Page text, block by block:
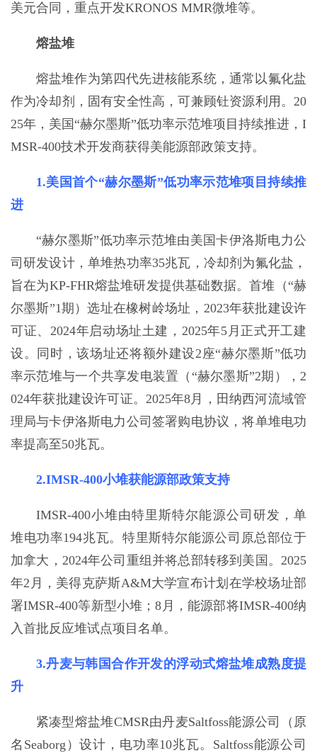
美元合同，重点开发KRONOS MMR微堆等。
熔盐堆
熔盐堆作为第四代先进核能系统，通常以氟化盐
作为冷却剂，固有安全性高，可兼顾钍资源利用。20
25年，美国“赫尔墨斯”低功率示范堆项目持续推进，I
MSR-400技术开发商获得美能源部政策支持。
1.美国首个“赫尔墨斯”低功率示范堆项目持续推
进
“赫尔墨斯”低功率示范堆由美国卡伊洛斯电力公
司研发设计，单堆热功率35兆瓦，冷却剂为氟化盐，
旨在为KP-FHR熔盐堆研发提供基础数据。首堆（“赫
尔墨斯”1期）选址在橡树岭场址，2023年获批建设许
可证、2024年启动场址土建，2025年5月正式开工建
设。同时，该场址还将额外建设2座“赫尔墨斯”低功
率示范堆与一个共享发电装置（“赫尔墨斯”2期），2
024年获批建设许可证。2025年8月，田纳西河流域管
理局与卡伊洛斯电力公司签署购电协议，将单堆电功
率提高至50兆瓦。
2.IMSR-400小堆获能源部政策支持
IMSR-400小堆由特里斯特尔能源公司研发，单
堆电功率194兆瓦。特里斯特尔能源公司原总部位于
加拿大，2024年公司重组并将总部转移到美国。2025
年2月，美得克萨斯A&M大学宣布计划在学校场址部
署IMSR-400等新型小堆；8月，能源部将IMSR-400纳
入首批反应堆试点项目名单。
3.丹麦与韩国合作开发的浮动式熔盐堆成熟度提
升
紧凑型熔盐堆CMSR由丹麦Saltfoss能源公司（原
名Seaborg）设计，电功率10兆瓦。Saltfoss能源公司